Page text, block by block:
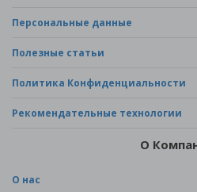
Персональные данные
Полезные статьи
Политика Конфиденциальности
Рекомендательные технологии
О
О нас